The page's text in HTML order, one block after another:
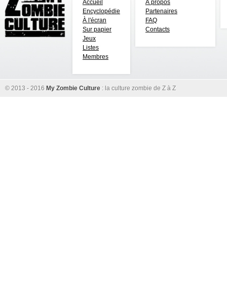
Accueil
Encyclopédie
À l'écran
Sur papier
Jeux
Listes
Membres
À propos
Partenaires
FAQ
Contacts
© 2013 - 2016 My Zombie Culture : la culture zombie de Z à Z